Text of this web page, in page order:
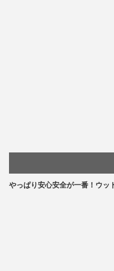
やっぱり安心安全が一番！ウッ